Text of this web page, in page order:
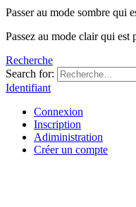
Passer au mode sombre qui
Passez au mode clair qui
Recherche
Search for:
Identifiant
Connexion
Inscription
Adiministration
Créer un compte